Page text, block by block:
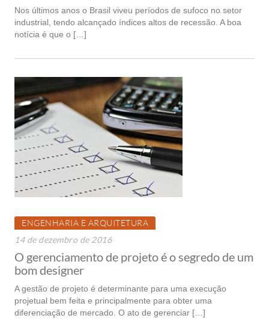
Nos últimos anos o Brasil viveu períodos de sufoco no setor
industrial, tendo alcançado índices altos de recessão. A boa
notícia é que o […]
ENGENHARIA E ARQUITETURA
14 de dezembro de 2016
O gerenciamento de projeto é o segredo de um
bom designer
A gestão de projeto é determinante para uma execução
projetual bem feita e principalmente para obter uma
diferenciação de mercado. O ato de gerenciar […]